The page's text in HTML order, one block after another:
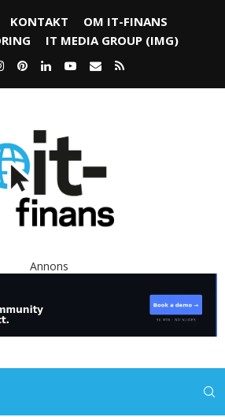
KONTAKT
OM IT-FINANS
IT MEDIA GROUP (IMG)
Annons